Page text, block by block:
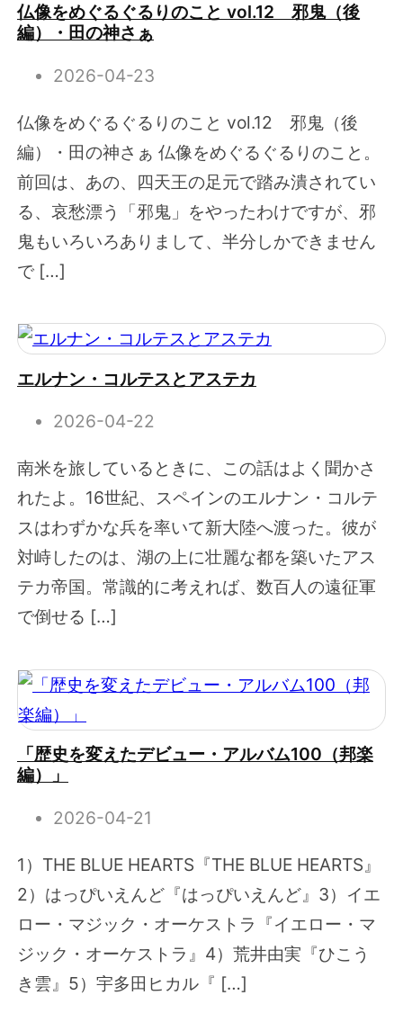
仏像をめぐるぐるりのこと vol.12 邪鬼（後
編）・田の神さぁ
2026-04-23
仏像をめぐるぐるりのこと vol.12 邪鬼（後
編）・田の神さぁ 仏像をめぐるぐるりのこと。
前回は、あの、四天王の足元で踏み潰されてい
る、哀愁漂う「邪鬼」をやったわけですが、邪
鬼もいろいろありまして、半分しかできません
で […]
エルナン・コルテスとアステカ
2026-04-22
南米を旅しているときに、この話はよく聞かさ
れたよ。16世紀、スペインのエルナン・コルテ
スはわずかな兵を率いて新大陸へ渡った。彼が
対峙したのは、湖の上に壮麗な都を築いたアス
テカ帝国。常識的に考えれば、数百人の遠征軍
で倒せる […]
「歴史を変えたデビュー・アルバム100（邦楽
編）」
2026-04-21
1）THE BLUE HEARTS『THE BLUE HEARTS』
2）はっぴいえんど『はっぴいえんど』3）イエ
ロー・マジック・オーケストラ『イエロー・マ
ジック・オーケストラ』4）荒井由実『ひこう
き雲』5）宇多田ヒカル『 […]